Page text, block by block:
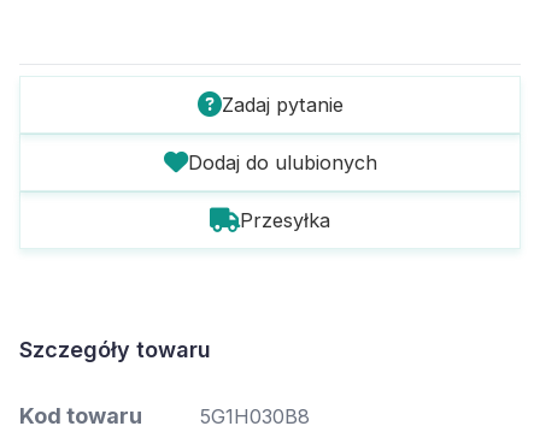
Zadaj pytanie
Dodaj do ulubionych
Przesyłka
Szczegóły towaru
Kod towaru 5G1H030B8